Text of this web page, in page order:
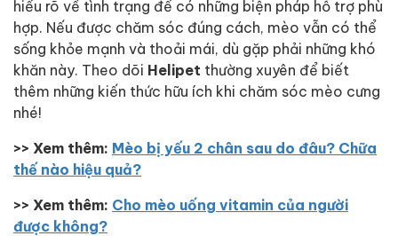
hiểu rõ về tình trạng để có những biện pháp hỗ trợ phù
hợp. Nếu được chăm sóc đúng cách, mèo vẫn có thể
sống khỏe mạnh và thoải mái, dù gặp phải những khó
khăn này. Theo dõi Helipet thường xuyên để biết
thêm những kiến thức hữu ích khi chăm sóc mèo cưng
nhé!
>> Xem thêm: Mèo bị yếu 2 chân sau do đâu? Chữa
thế nào hiệu quả?
>> Xem thêm: Cho mèo uống vitamin của người
được không?